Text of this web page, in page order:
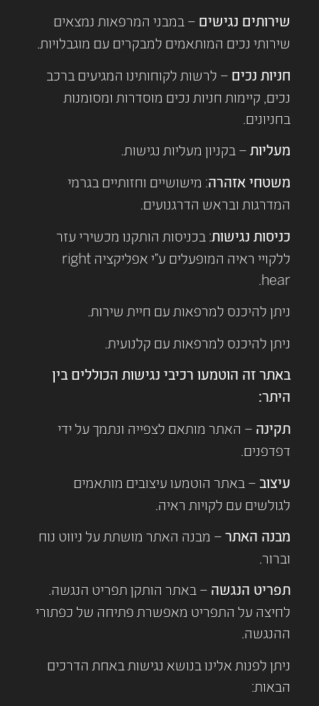
שירותים נגישים – במבני המרפאות נמצאים
שירותי נכים המותאמים למבקרים עם מוגבלויות.
חניות נכים – לרשות לקוחותינו המגיעים ברכב
נכים, קיימות חניות נכים מוסדרות ומסומנות
בחניונים.
מעליות – בקניון מעליות נגישות.
משטחי אזהרה: מישושיים וחזותיים בגרמי
המדרגות ובראש הדרגנועים.
כניסות נגישות: בכניסות הותקנו מכשירי עזר
ללקויי ראיה המופעלים ע"י אפליקציה right
hear.
ניתן להיכנס למרפאות עם חיית שירות.
ניתן להיכנס למרפאות עם קלנועית.
באתר זה הוטמעו רכיבי נגישות הכוללים בין
היתר:
תקינה – האתר מותאם לצפייה ונתמך על ידי
דפדפנים.
עיצוב – באתר הוטמעו עיצובים מותאמים
לגולשים עם לקויות ראיה.
מבנה האתר – מבנה האתר מושתת על ניווט נוח
וברור.
תפריט הנגשה – באתר הותקן תפריט הנגשה.
לחיצה על התפריט מאפשרת פתיחה של כפתורי
ההנגשה.
ניתן לפנות אלינו בנושא נגישות באחת הדרכים
הבאות: